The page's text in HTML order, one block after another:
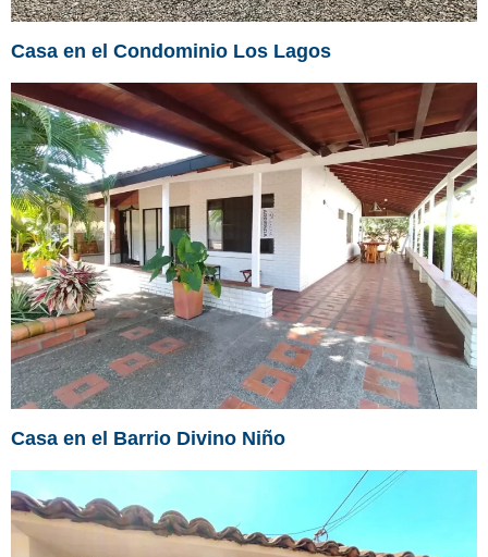
Casa en el Condominio Los Lagos
Casa en el Barrio Divino Niño